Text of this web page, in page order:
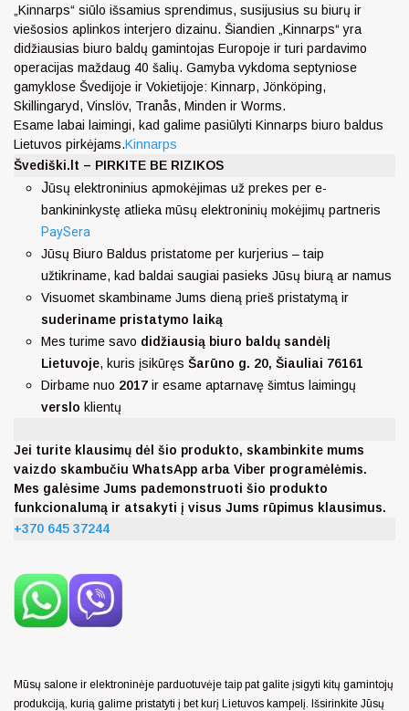
„Kinnarps“ siūlo išsamius sprendimus, susijusius su biurų ir
viešosios aplinkos interjero dizainu. Šiandien „Kinnarps“ yra
didžiausias biuro baldų gamintojas Europoje ir turi pardavimo
operacijas maždaug 40 šalių. Gamyba vykdoma septyniose
gamyklose Švedijoje ir Vokietijoje: Kinnarp, Jönköping,
Skillingaryd, Vinslöv, Tranås, Minden ir Worms.
Esame labai laimingi, kad galime pasiūlyti Kinnarps biuro baldus
Lietuvos pirkėjams.Kinnarps
Švediški.lt – PIRKITE BE RIZIKOS
Jūsų elektroninius apmokėjimas už prekes per e-
bankininkystę atlieka mūsų elektroninių mokėjimų partneris
PaySera
Jūsų Biuro Baldus pristatome per kurjerius – taip
užtikriname, kad baldai saugiai pasieks Jūsų biurą ar namus
Visuomet skambiname Jums dieną prieš pristatymą ir
suderiname pristatymo laiką
Mes turime savo didžiausią biuro baldų sandėlį
Lietuvoje, kuris įsikūręs Šarūno g. 20, Šiauliai 76161
Dirbame nuo 2017 ir esame aptarnavę šimtus laimingų
verslo klientų
Jei turite klausimų dėl šio produkto, skambinkite mums
vaizdo skambučiu WhatsApp arba Viber programėlėmis.
Mes galėsime Jums pademonstruoti šio produkto
funkcionalumą ir atsakyti į visus Jums rūpimus klausimus.
+370 645 37244
Mūsų salone ir elektroninėje parduotuvėje taip pat galite įsigyti kitų gamintojų
produkciją, kurią galime pristatyti į bet kurį Lietuvos kampelį. Išsirinkite Jūsų